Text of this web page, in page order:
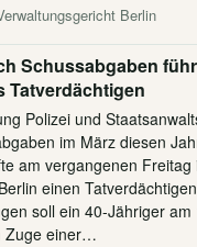
Berlin
Schussabgaben
Tatverdächtigen
Polizei und
im März diesen
am vergangenen
einen
soll ein 40-Jähriger
Zuge einer…